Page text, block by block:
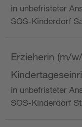
in unbefristeter
SOS-Kinderdorf
Erzieherin (m/
in unbefristeter
SOS-Kinderdorf